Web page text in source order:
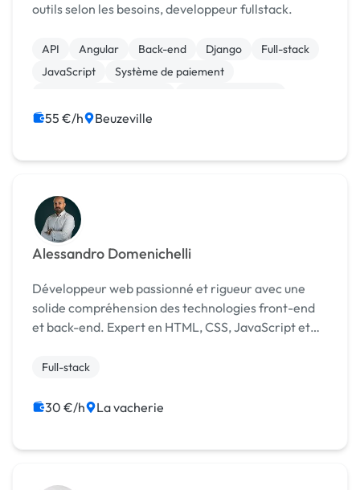
outils selon les besoins, developpeur fullstack.
API Angular Back-end Django
Full-stack
JavaScript
Système de paiement
55 €/h Beuzeville
Alessandro Domenichelli
Développeur web passionné et rigueur avec une
solide compréhension des technologies front-end
et back-end. Expert en HTML, CSS, JavaScript et
Symfony. Voici le lien de mon profil LinkedIn si vou...
Full-stack
30 €/h La vacherie